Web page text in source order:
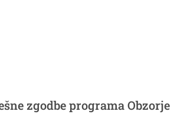
zgodbe programa Obzorje